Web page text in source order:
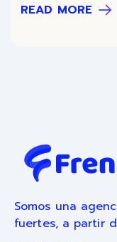
READ MORE
Somos una
fuertes, a partir